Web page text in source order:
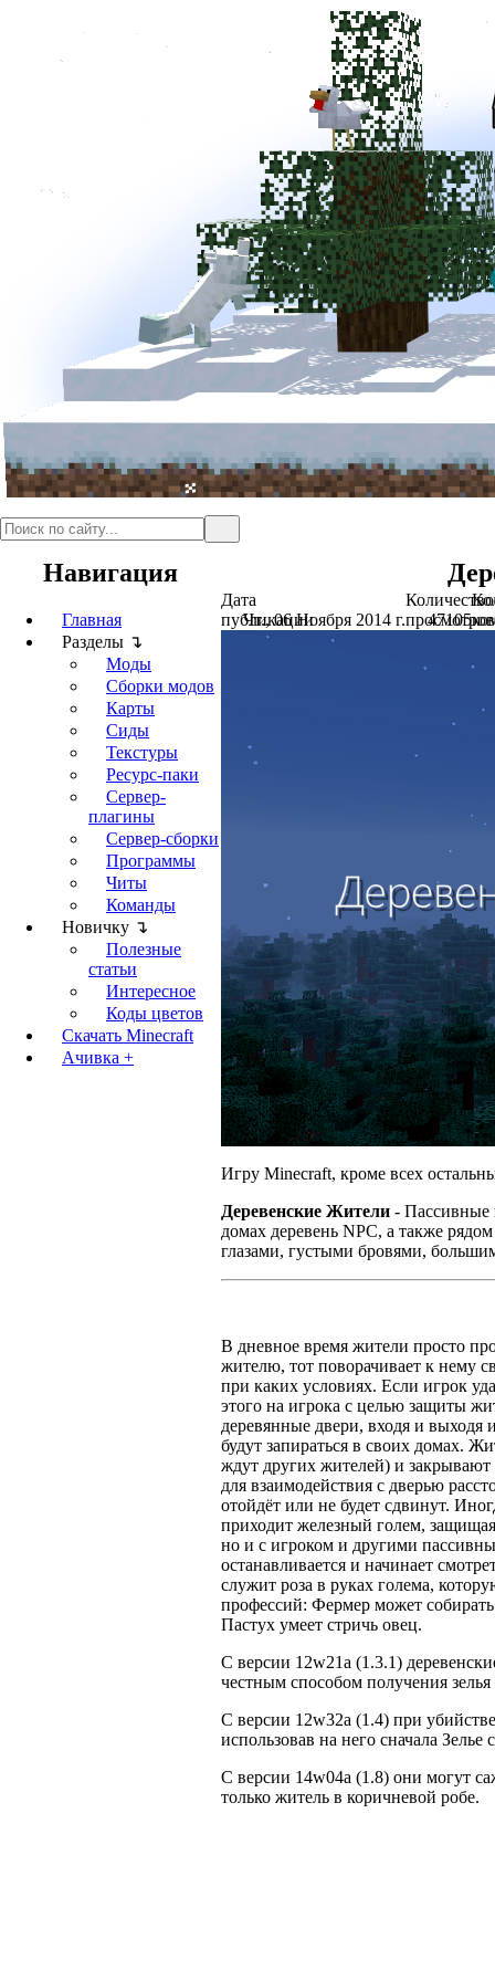
Навигация
Главная
Разделы ↴
Моды
Сборки модов
Карты
Сиды
Текстуры
Ресурс-паки
Сервер-
плагины
Сервер-сборки
Программы
Читы
Команды
Новичку ↴
Полезные
статьи
Интересное
Коды цветов
Скачать Minecraft
Ачивка +
Дата
публикации
Чт., 06 Ноября 2014 г.
Количество
просмотров
47105
Игру Minecraft, кроме всех
Деревенские Жители - Пассивные
домах деревень NPC, а также
глазами, густыми бровями,
В дневное время жители просто
жителю, тот поворачивает к нему
при каких условиях. Если игрок
этого на игрока с целью защиты
деревянные двери, входя и
будут запираться в своих домах.
ждут других жителей) и закрывают
для взаимодействия с дверью
отойдёт или не будет сдвинут.
приходит железный голем,
но и с игроком и другими
останавливается и начинает
служит роза в руках голема,
профессий: Фермер может
Пастух умеет стричь овец.
С версии 12w21a (1.3.1)
честным способом получения
С версии 12w32a (1.4) при
использовав на него сначала Зелье
С версии 14w04a (1.8) они могут
только житель в коричневой робе.